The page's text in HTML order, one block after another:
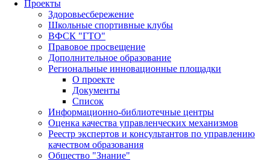
Проекты
Здоровьесбережение
Школьные спортивные клубы
ВФСК "ГТО"
Правовое просвещение
Дополнительное образование
Региональные инновационные площадки
О проекте
Документы
Список
Информационно-библиотечные центры
Оценка качества управленческих механизмов
Реестр экспертов и консультантов по управлению
качеством образования
Общество "Знание"